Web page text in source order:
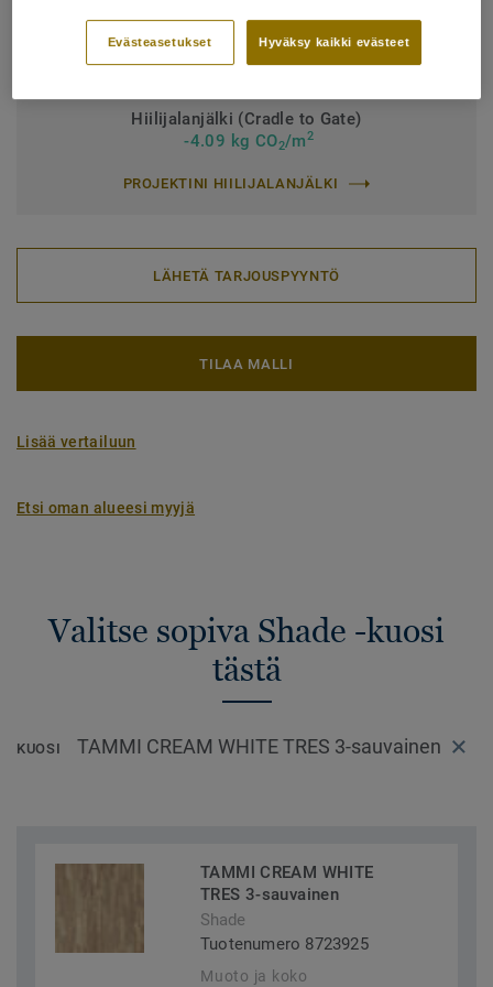
Lankku (1 tuotenumero)
Hiilijalanjälki (Cradle to Gate)
-4.09 kg CO2/m2
PROJEKTINI HIILIJALANJÄLKI
LÄHETÄ TARJOUSPYYNTÖ
TILAA MALLI
Lisää vertailuun
Etsi oman alueesi myyjä
Valitse sopiva Shade -kuosi
tästä
KUOSI TAMMI CREAM WHITE TRES 3-sauvainen
TAMMI CREAM WHITE
TRES 3-sauvainen
Shade
Tuotenumero 8723925
Muoto ja koko
Hyväksy kaikki evästeet
Evästeasetukset